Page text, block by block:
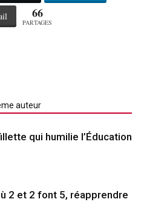
66
PARTAGES
auteur
qui humilie l’Éducation
2 et 2 font 5, réapprendre